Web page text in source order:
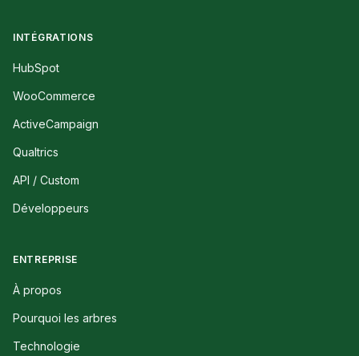
INTÉGRATIONS
HubSpot
WooCommerce
ActiveCampaign
Qualtrics
API / Custom
Développeurs
ENTREPRISE
À propos
Pourquoi les arbres
Technologie